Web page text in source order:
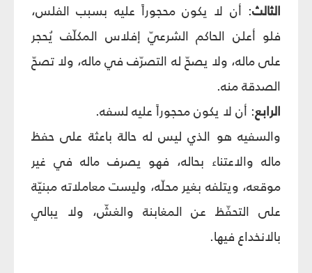
الثالث: أن لا يكون محجوراً عليه بسبب الفلس،
فلو أعلن الحاكم الشرعيّ إفلاس المكلّف يُحجر
على ماله، ولا يصحّ له التصرّف في ماله، ولا تصحّ
الصدقة منه.
الرابع: أن لا يكون محجوراً عليه لسفه.
والسفيه هو الذي ليس له حالة باعثة على حفظ
ماله والاعتناء بحاله، فهو يصرف ماله في غير
موقعه، ويتلفه بغير محلّه، وليست معاملاته مبنيّة
على التحفّظ عن المغابنة والغشّ، ولا يبالي
بالانخداع فيها.